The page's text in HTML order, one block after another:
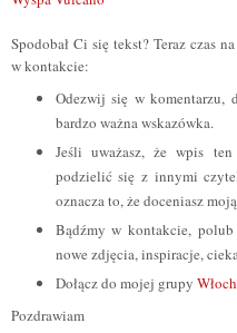
Spodobał Ci się tekst? Teraz czas
w kontakcie:
Odezwij się w
bardzo ważna wskazówka.
Jeśli uważasz, że wpis
podzielić się z innymi
oznacza to, że doceniasz
Bądźmy w kontakcie,
nowe zdjęcia, inspiracje,
Dołącz do mojej grupy
Pozdrawiam